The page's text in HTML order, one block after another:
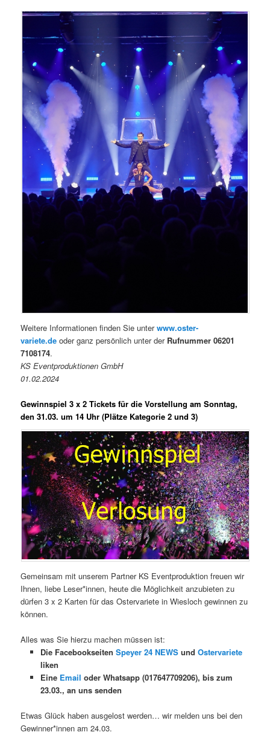
Weitere Informationen finden Sie unterwww.oster-
variete.de oder ganz persönlich unter der Rufnummer 06201
7108174.
KS Eventproduktionen GmbH
01.02.2024
Gewinnspiel 3 x 2 Tickets für die Vorstellung am Sonntag,
den 31.03. um 14 Uhr (Plätze Kategorie 2 und 3)
Gemeinsam mit unserem Partner KS Eventproduktion freuen wir
Ihnen, liebe Leser*innen, heute die Möglichkeit anzubieten zu
dürfen 3 x 2 Karten für das Ostervariete in Wiesloch gewinnen zu
können.
Alles was Sie hierzu machen müssen ist:
Die Facebookseiten Speyer 24 NEWSund Ostervariete
liken
Eine Email oder Whatsapp (017647709206), bis zum
23.03., an uns senden
Etwas Glück haben ausgelost werden… wir melden uns bei den
Gewinner*innen am 24.03.